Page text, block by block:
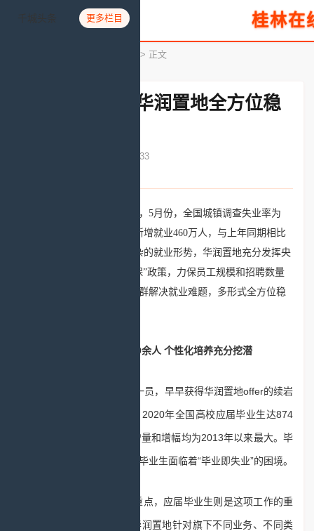
桂林在
千城头条 更多栏目
> 正文
发挥央企担当 华润置地全方位稳
发布时间：2020-07-24 16:22:33
据国家统计局网站最新数据，5月份，全国城镇调查失业率为
5.9%；1-5月份，全国城镇新增就业460万人，与上年同期相比
少增137万人。面对严峻复杂的就业形势，华润置地充分发挥央
企担当，落实国家“六稳六保”政策，力保员工规模和招聘数量
稳定，帮扶重点地区重点人群解决就业难题，多形式全方位稳
新招聘应届毕业生700余人 个性化培养充分挖潜
作为闯入就业大军的一员，早早获得华润置地offer的续岩
岩无疑是幸运的。据统计，2020年全国高校应届毕业生达874
万人，同比增加40万人，增量和增幅均为2013年以来最大。毕
业人数再创新高，许多应届毕业生面临着“毕业即失业”的困境。
就业是“六稳六保”的重点，应届毕业生则是这项工作的重
中之重。在这种情况下，华润置地针对旗下不同业务、不同类